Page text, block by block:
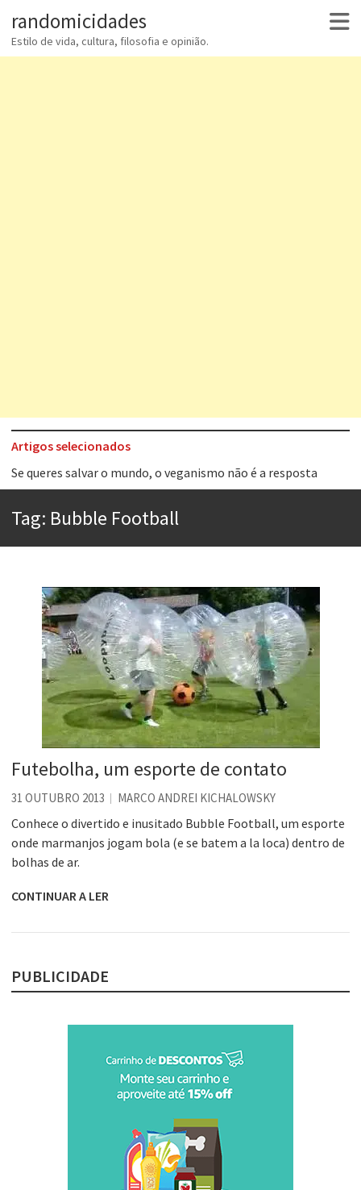
randomicidades
Estilo de vida, cultura, filosofia e opinião.
Artigos selecionados
Tem que filmar isso daí
Aprender a fracassar é o segredo do sucesso
Esse tal de Rock Gaúcho
Os causos de Jorge Luis Borges
Voto obrigatório é correto?
Se queres salvar o mundo, o veganismo não é a resposta
Tag: Bubble Football
Futebolha, um esporte de contato
31 OUTUBRO 2013 MARCO ANDREI KICHALOWSKY
Conhece o divertido e inusitado Bubble Football, um esporte
onde marmanjos jogam bola (e se batem a la loca) dentro de
bolhas de ar.
CONTINUAR A LER
PUBLICIDADE